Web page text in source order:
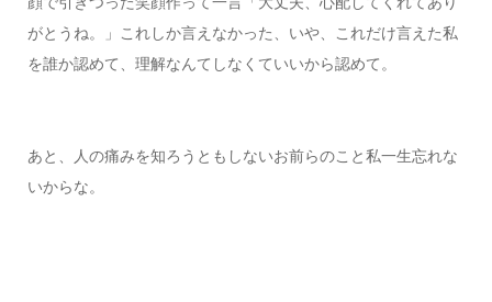
がとうね。」これしか言えなかった、いや、これだけ言えた私
を誰か認めて、理解なんてしなくていいから認めて。
あと、人の痛みを知ろうともしないお前らのこと私一生忘れな
いからな。